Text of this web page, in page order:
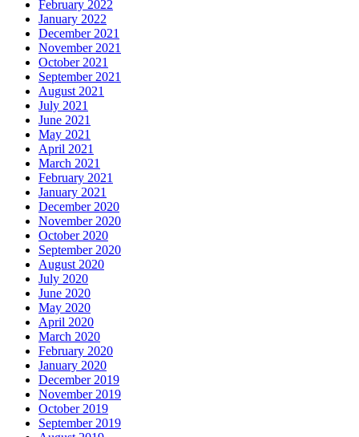
February 2022
January 2022
December 2021
November 2021
October 2021
September 2021
August 2021
July 2021
June 2021
May 2021
April 2021
March 2021
February 2021
January 2021
December 2020
November 2020
October 2020
September 2020
August 2020
July 2020
June 2020
May 2020
April 2020
March 2020
February 2020
January 2020
December 2019
November 2019
October 2019
September 2019